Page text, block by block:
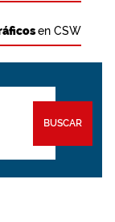
en CSW
BUSCAR